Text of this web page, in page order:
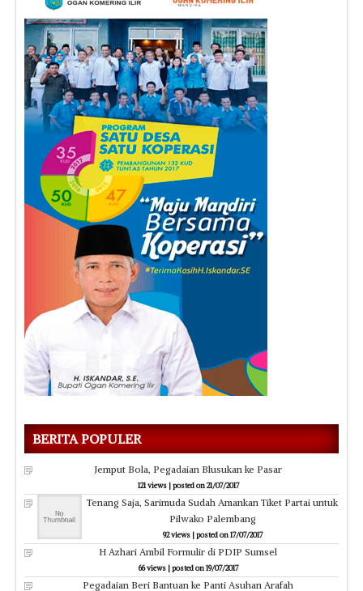
BERITA POPULER
Jemput Bola, Pegadaian Blusukan ke Pasar
121 views|posted on 21/07/2017
Tenang Saja, Sarimuda Sudah Amankan Tiket Partai untuk
Pilwako Palembang
92 views|posted on 17/07/2017
H Azhari Ambil Formulir di PDIP Sumsel
66 views|posted on 19/07/2017
Pegadaian Beri Bantuan ke Panti Asuhan Arafah